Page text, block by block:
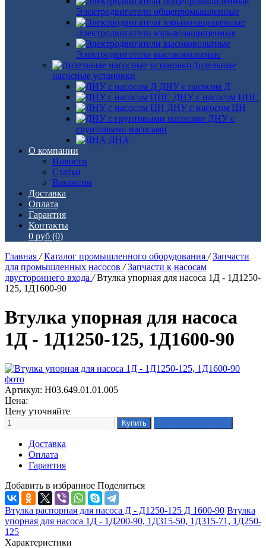
Электродвигатели общепромышленные
Электродвигатели взрывозащищенные
Электродвигатели высоковольтные
Дизельные
насосные установки
ДНУ с насосом Д
ДНУ с насосом ЦНС
ДНУ с насосом ЦН
ДНУ с
грунтовыми насосами
ДНА
О компании
Новости
Статьи
Вакансии
Доставка
Оплата
Гарантия
Контакты
0 руб (0)
Главная / Каталог промышленного оборудования / Запчасти
для промышленных насосов / Запчасти к насосам
двустороннего входа / Втулка упорная для насоса 1Д - 1Д1250-
125, 1Д1600-90
Втулка упорная для насоса
1Д - 1Д1250-125, 1Д1600-90
Артикул: Н03.649.01.01.005
Цена:
Цену уточняйте
Доставка
Оплата
Гарантия
Добавить в избранное Поделиться
Втулка распорная для насоса Д - Д1250-125 Д 1600-90 Втулка
упорная для насоса 1Д - 1Д200-90, 1Д315-50, 1Д315-71, 1Д250-
125
Характеристики